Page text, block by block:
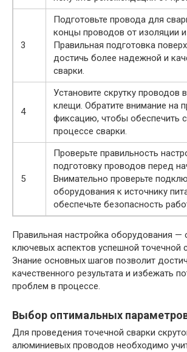
3
Подготовьте провода для
концы проводов от изоляции
Правильная подготовка
достичь более надежной и
сварки.
4
Установите скрутку проводов
клещи. Обратите внимание на
фиксацию, чтобы обеспечить
процессе сварки.
5
Проверьте правильность
подготовку проводов перед
Внимательно проверьте
оборудования к источнику
обеспечьте безопасность
Правильная настройка оборудования —
ключевых аспектов успешной точечной
Знание основных шагов позволит
качественного результата и избежать
проблем в процессе.
Выбор оптимальных
Для проведения точечной сварки
алюминиевых проводов необходимо